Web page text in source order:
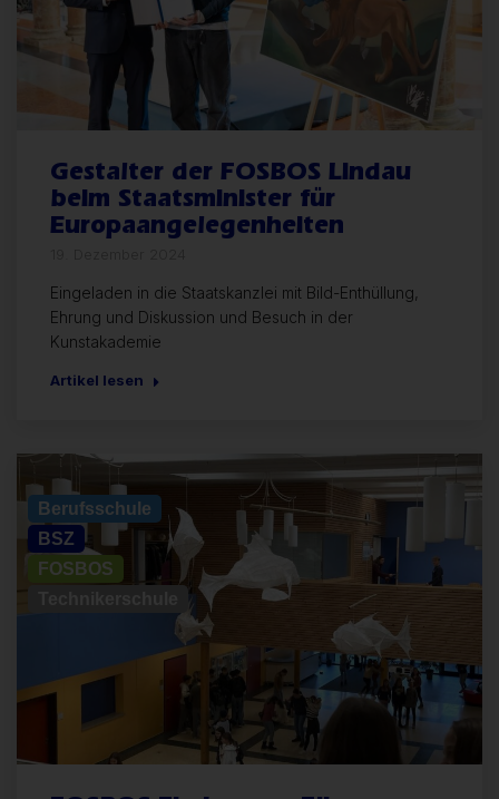
Gestalter der FOSBOS Lindau
beim Staatsminister für
Europaangelegenheiten
Eingeladen in die Staatskanzlei mit Bild-Enthüllung,
Ehrung und Diskussion und Besuch in der
Kunstakademie
Artikel lesen
Allgemein
Berufsschule
BSZ
FOSBOS